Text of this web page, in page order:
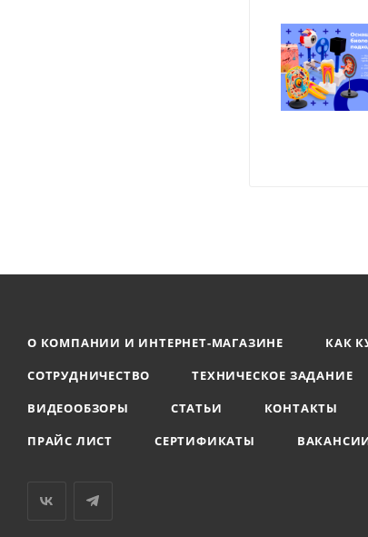
О КОМПАНИИ И ИНТЕРНЕТ-МАГАЗИНЕ
КАК
СОТРУДНИЧЕСТВО
ТЕХНИЧЕСКОЕ ЗАДАНИЕ
ВИДЕООБЗОРЫ
СТАТЬИ
КОНТАКТЫ
ПРАЙС ЛИСТ
СЕРТИФИКАТЫ